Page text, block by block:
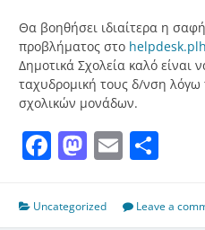
Θα βοηθήσει ιδιαίτερα η
προβλήματος στο
Δημοτικά Σχολεία καλό είναι
ταχυδρομική τους δ/νση
σχολικών μονάδων.
Facebook
Mastodon
Email
Uncategorized Leave a